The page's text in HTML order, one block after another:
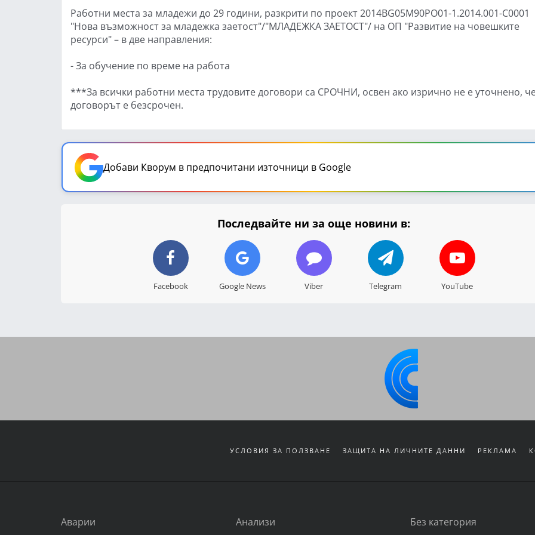
Работни места за младежи до 29 години, разкрити по проект 2014BG05M90PO01-1.2014.001-C0001
"Нова възможност за младежка заетост"/"МЛАДЕЖКА ЗАЕТОСТ"/ на ОП "Развитие на човешките
ресурси" – в две направления:
- За обучение по време на работа
***За всички работни места трудовите договори са СРОЧНИ, освен ако изрично не е уточнено,
договорът е безсрочен.
Добави Кворум в предпочитани източници в Google
Последвайте ни за още новини в:
Facebook Google News Viber Telegram YouTube
УСЛОВИЯ ЗА ПОЛЗВАНЕ ЗАЩИТА НА ЛИЧНИТЕ ДАННИ РЕКЛАМА
Аварии Анализи Без категория